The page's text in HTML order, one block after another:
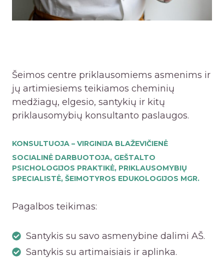
Šeimos centre priklausomiems asmenims ir
jų artimiesiems teikiamos cheminių
medžiagų, elgesio, santykių ir kitų
priklausomybių konsultanto paslaugos.
KONSULTUOJA – VIRGINIJA BLAŽEVIČIENĖ
SOCIALINĖ DARBUOTOJA, GEŠTALTO
PSICHOLOGIJOS PRAKTIKĖ, PRIKLAUSOMYBIŲ
SPECIALISTĖ, ŠEIMOTYROS EDUKOLOGIJOS MGR.
Pagalbos teikimas:
Santykis su savo asmenybine dalimi AŠ.
Santykis su artimaisiais ir aplinka.